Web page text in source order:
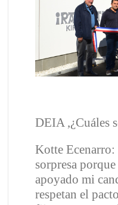
DEIA ,¿Cuáles
Kotte
sorpresa
apoyado mi
respetan el